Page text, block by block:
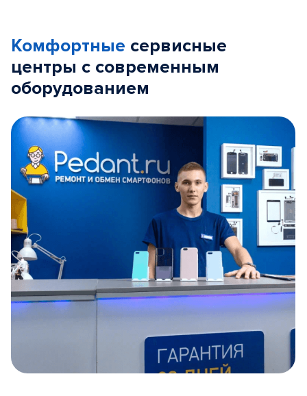
Комфортные сервисные
центры с современным
оборудованием